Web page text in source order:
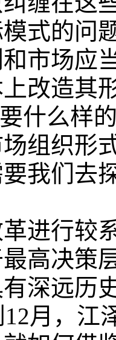
式的问
市场应
改造其
什么样
组织形
我们去
进行较
高决策
深远历
12月，